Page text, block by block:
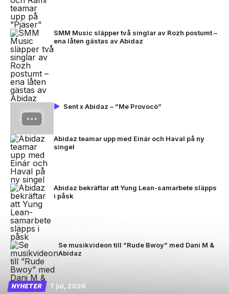
SMM Music släpper två singlar av Rozh postumt –
ena låten gästas av Abidaz
Sent x Abidaz – ”Me Provocò”
Abidaz teamar upp med Einár och Haval på ny
singel
Abidaz bekräftar att Yung Lean-samarbete släpps
i påsk
Se musikvideon till ”Rude Bwoy” med Dani M &
Abidaz
NYHETER 7 jul, 2026